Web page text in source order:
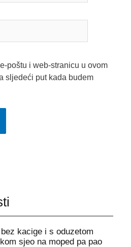
poštu i web-stranicu u ovom
sljedeći put kada budem
kacige i s oduzetom
sjeo na moped pa pao